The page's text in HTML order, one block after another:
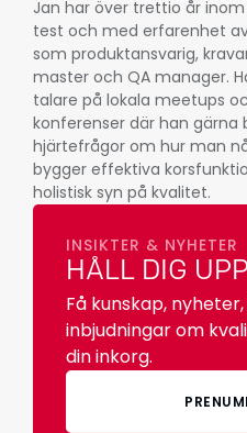
Jan har över trettio år
test och med erfarenhet
som produktansvarig,
master och QA manager.
talare på lokala meetups
konferenser där han gärna
hjärtefrågor om hur man
bygger effektiva
holistisk syn på kvalitet.
INSIKTER & NYHETER
HÅLL DIG
Få kunskap,
inbjudningar om
din inkorg.